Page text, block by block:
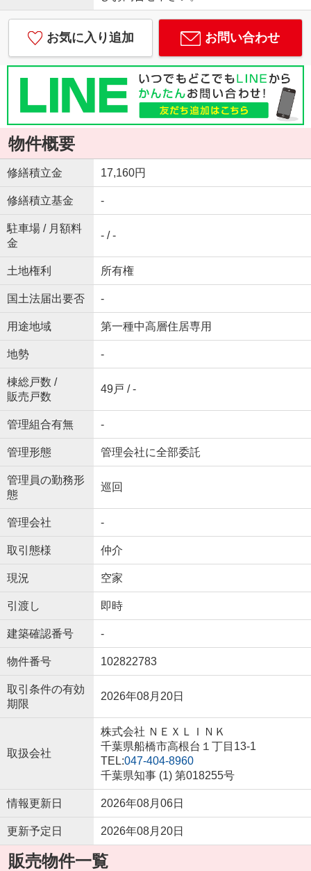
お気に入り追加 お問い合わせ
物件概要
修繕積立金 17,160円
修繕積立基金 -
駐車場 / 月額料
金
- / -
土地権利 所有権
国土法届出要否 -
用途地域 第一種中高層住居専用
地勢 -
棟総戸数 /
販売戸数
49戸 / -
管理組合有無 -
管理形態 管理会社に全部委託
管理員の勤務形
態
巡回
管理会社 -
取引態様 仲介
現況 空家
引渡し 即時
建築確認番号 -
物件番号 102822783
取引条件の有効
期限
2026年08月20日
取扱会社
株式会社 ＮＥＸＬＩＮＫ
千葉県船橋市高根台１丁目13-1
TEL:047-404-8960
千葉県知事 (1) 第018255号
情報更新日 2026年08月06日
更新予定日 2026年08月20日
販売物件一覧